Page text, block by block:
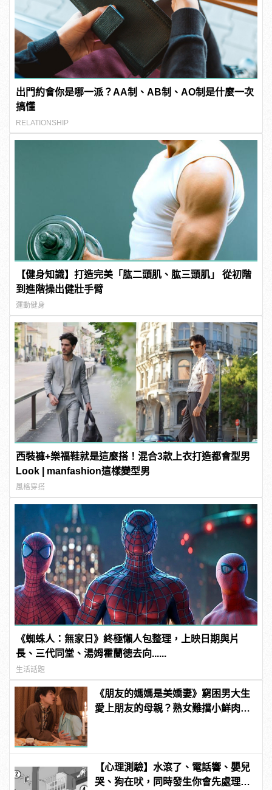
出門約會你是哪一派？AA制、AB制、AO制是什麼一次
搞懂
RELATIONSHIP
【健身知識】打造完美「肱二頭肌、肱三頭肌」 從初階
到進階操出健壯手臂
運動健身
西裝褲+樂福鞋就是這麼搭！混合3款上衣打造都會型男
Look | manfashion這樣變型男
風格穿搭
《蜘蛛人：無家日》終極懶人包整理，上映日期與片
長、三代同堂、湯姆霍蘭德去向......
生活話題
《朋友的媽媽是美嬌妻》窮困男大生
愛上朋友的母親？熟女難擋小鮮肉直
【心理測驗】水滾了、電話響、嬰兒
哭、狗在吠，同時發生你會先處理哪